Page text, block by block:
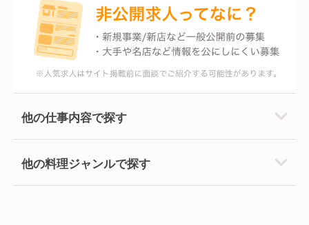
他の仕事内容で探す
他の料理ジャンルで探す